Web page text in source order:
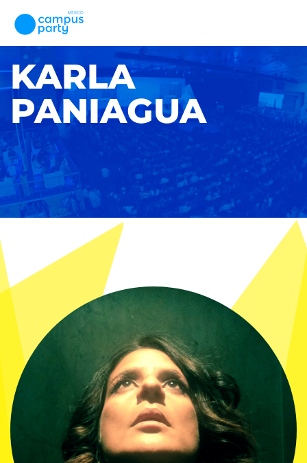
KARLA
PANIAGUA